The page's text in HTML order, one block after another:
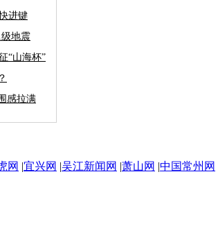
进键
地震
“山海杯”
感拉满
网 |宜兴网 |吴江新闻网 |萧山网 |中国常州网